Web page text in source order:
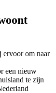
om naar
een nieuw
te zijn